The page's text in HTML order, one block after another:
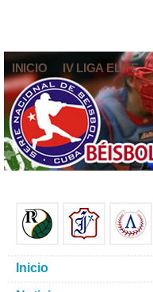
INICIO IV LIGA ELITE
Inicio